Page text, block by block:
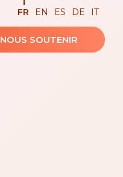
FR EN ES DE IT
NOUS SOUTENIR